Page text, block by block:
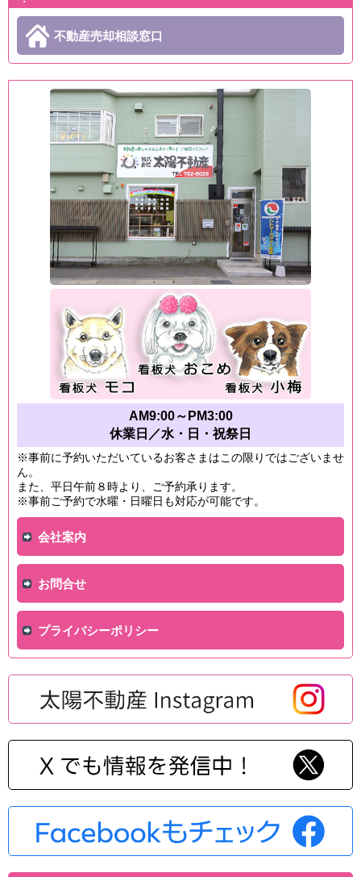
不動産売却相談窓口
AM9:00～PM3:00
休業日／水・日・祝祭日
※事前に予約いただいているお客さまはこの限りではございませ
ん。
また、平日午前８時より、ご予約承ります。
※事前ご予約で水曜・日曜日も対応が可能です。
会社案内
お問合せ
プライバシーポリシー